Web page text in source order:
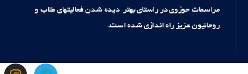
مراسمات حوزوی در راستای بهتر دیده شدن فعالیتهای طلاب و
روحانیون عزیز راه اندازی شده است.
T
I